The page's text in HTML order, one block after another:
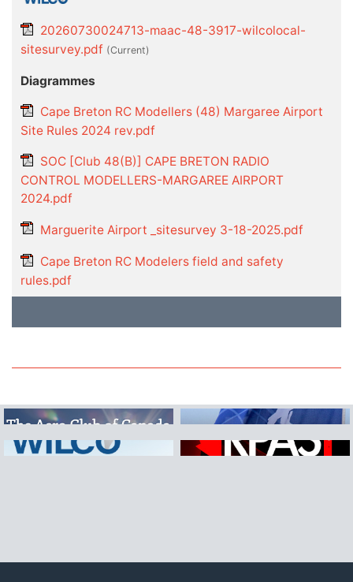
20260730024713-maac-48-3917-wilcolocal-
sitesurvey.pdf (current)
Diagrammes
Cape Breton RC Modellers (48) Margaree Airport
Site Rules 2024 rev.pdf
SOC [Club 48(B)] CAPE BRETON RADIO
CONTROL MODELLERS-MARGAREE AIRPORT
2024.pdf
Marguerite Airport _sitesurvey 3-18-2025.pdf
Cape Breton RC Modelers field and safety
rules.pdf